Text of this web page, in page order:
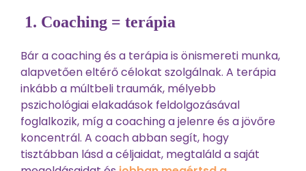
1. Coaching = terápia
Bár a coaching és a terápia is önismereti munka,
alapvetően eltérő célokat szolgálnak. A terápia
inkább a múltbeli traumák, mélyebb
pszichológiai elakadások feldolgozásával
foglalkozik, míg a coaching a jelenre és a jövőre
koncentrál. A coach abban segít, hogy
tisztábban lásd a céljaidat, megtaláld a saját